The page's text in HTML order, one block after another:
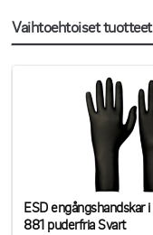
Vaihtoehtoiset tuotteet
ESD engångshandskar
881 puderfria Svart